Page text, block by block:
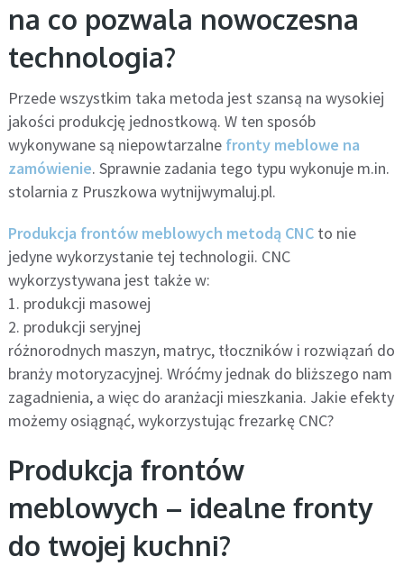
na co pozwala nowoczesna
technologia?
Przede wszystkim taka metoda jest szansą na wysokiej
jakości produkcję jednostkową. W ten sposób
wykonywane są niepowtarzalne fronty meblowe na
zamówienie. Sprawnie zadania tego typu wykonuje m.in.
stolarnia z Pruszkowa wytnijwymaluj.pl.
Produkcja frontów meblowych metodą CNCto nie
jedyne wykorzystanie tej technologii. CNC
wykorzystywana jest także w:
1. produkcji masowej
2. produkcji seryjnej
różnorodnych maszyn, matryc, tłoczników i rozwiązań do
branży motoryzacyjnej. Wróćmy jednak do bliższego nam
zagadnienia, a więc do aranżacji mieszkania. Jakie efekty
możemy osiągnąć, wykorzystując frezarkę CNC?
Produkcja frontów
meblowych – idealne fronty
do twojej kuchni?